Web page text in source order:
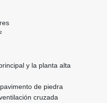
y la planta alta
de piedra
cruzada